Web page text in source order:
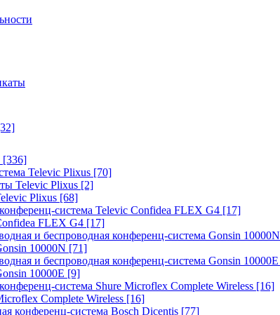
[336]
Televic Plixus [70]
Televic Plixus [2]
Plixus [68]
система Televic Confidea FLEX G4 [17]
FLEX G4 [17]
и беспроводная конференц-система Gonsin 10000N
10000N [71]
и беспроводная конференц-система Gonsin 10000E
10000E [9]
система Shure Microflex Complete Wireless [16]
Complete Wireless [16]
конференц-система Bosch Dicentis [77]